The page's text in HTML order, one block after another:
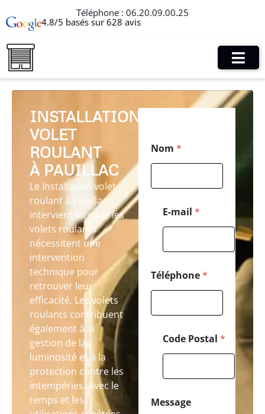
Téléphone : 06.20.09.00.25
4.8/5 basés sur 628 avis
INSTALLATION
VOLET
ROULANT
À PAUILLAC
Le Installation volet
roulant à Pauillac
intervient lorsque les
volets roulants
nécessitent une
intervention
technique pour
retrouver leur
efficacité. Les volets
roulants contribuent
également à la
gestion de la
luminosité et à la
protection contre les
intempéries. Avec le
temps et les
Nom *
i
E-mail *
Téléphone*
Code Postal *
Message